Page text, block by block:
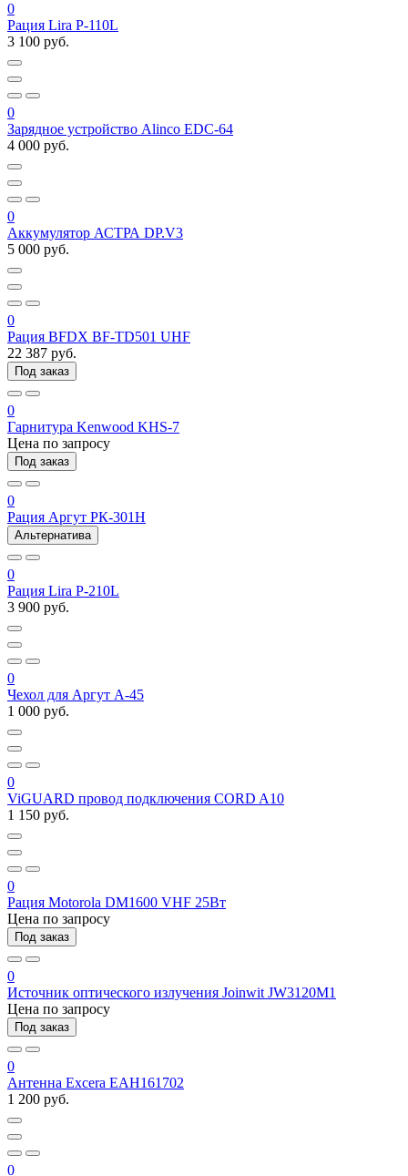
0
Рация Lira P-110L
3 100 руб.
0
Зарядное устройство Alinco EDC-64
4 000 руб.
0
Аккумулятор АСТРА DP.V3
5 000 руб.
0
Рация BFDX BF-TD501 UHF
22 387 руб.
Под заказ
0
Гарнитура Kenwood KHS-7
Цена по запросу
Под заказ
0
Рация Аргут РК-301Н
Альтернатива
0
Рация Lira P-210L
3 900 руб.
0
Чехол для Аргут А-45
1 000 руб.
0
ViGUARD провод подключения CORD A10
1 150 руб.
0
Рация Motorola DM1600 VHF 25Вт
Цена по запросу
Под заказ
0
Источник оптического излучения Joinwit JW3120M1
Цена по запросу
Под заказ
0
Антенна Excera EAH161702
1 200 руб.
0